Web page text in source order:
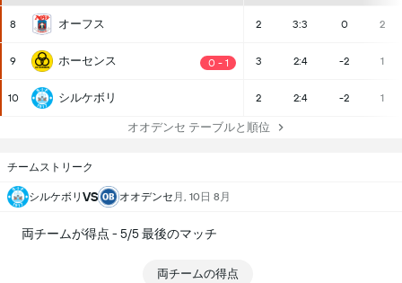
8 オーフス 2 3:3 0 2
9 ホーセンス 0 - 1 3 2:4 -2 1
10 シルケボリ 2 2:4 -2 1
オオデンセ テーブルと順位
チームストリーク
シルケボリ VS オオデンセ 月, 10日 8月
両チームが得点 - 5/5 最後のマッチ
両チームの得点